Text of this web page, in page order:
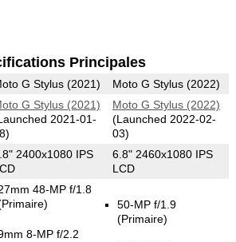
Principales
G Stylus (2021) Moto G Stylus (2022)
G Stylus (2021)
2021-01-
Moto G Stylus (2022)
(Launched 2022-02-
03)
2400x1080 IPS
6.8" 2460x1080 IPS
LCD
48-MP f/1.8
8-MP f/2.2
50-MP f/1.9
(Primaire)